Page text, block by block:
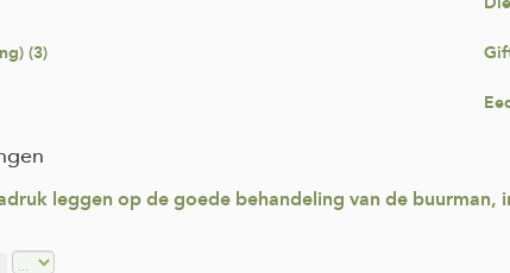
(3)
leggen op de goede behandeling van de